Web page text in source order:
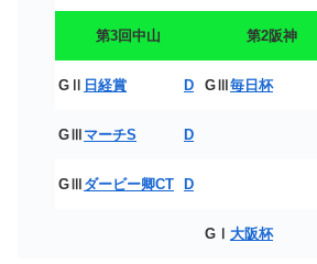
第3回中山 第2阪神
GⅡ 日経賞 D GⅢ毎日杯
GⅢ マーチS D
GⅢ ダービー卿CT D
GⅠ 大阪杯